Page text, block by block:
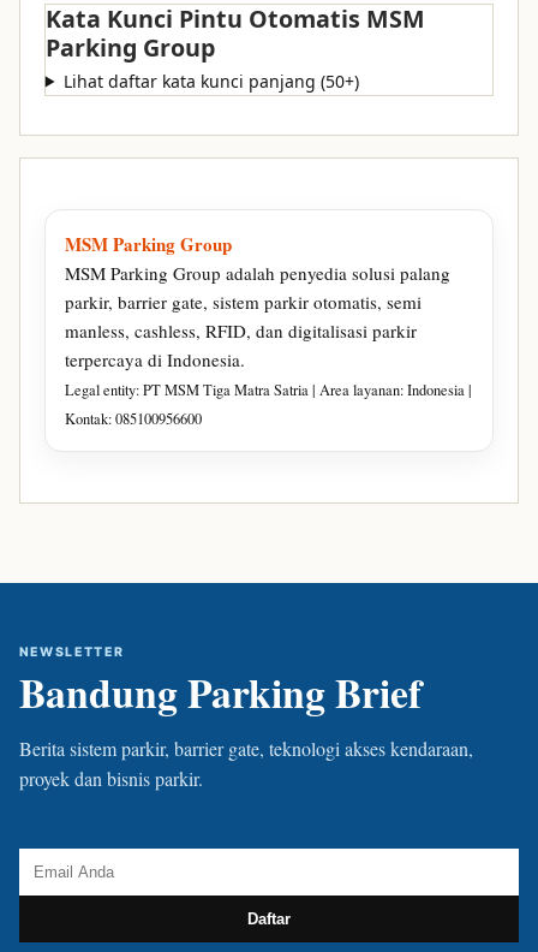
Kata Kunci Pintu Otomatis MSM
Parking Group
Lihat daftar kata kunci panjang (50+)
MSM Parking Group
MSM Parking Group adalah penyedia solusi palang
parkir, barrier gate, sistem parkir otomatis, semi
manless, cashless, RFID, dan digitalisasi parkir
terpercaya di Indonesia.
Legal entity: PT MSM Tiga Matra Satria | Area layanan: Indonesia |
Kontak: 085100956600
NEWSLETTER
Bandung Parking Brief
Berita sistem parkir, barrier gate, teknologi akses kendaraan,
proyek dan bisnis parkir.
Daftar